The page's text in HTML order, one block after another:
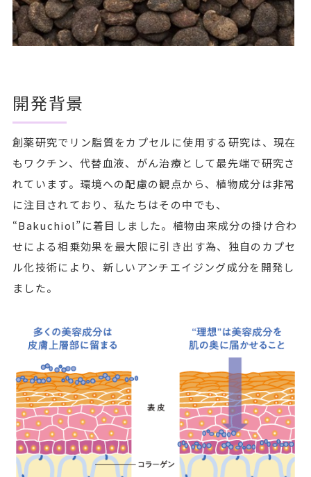
開発背景
創薬研究でリン脂質をカプセルに使用する研究は、現在
もワクチン、代替血液、がん治療として最先端で研究さ
れています。環境への配慮の観点から、植物成分は非常
に注目されており、私たちはその中でも、
“Bakuchiol”に着目しました。植物由来成分の掛け合わ
せによる相乗効果を最大限に引き出す為、独自のカプセ
ル化技術により、新しいアンチエイジング成分を開発し
ました。